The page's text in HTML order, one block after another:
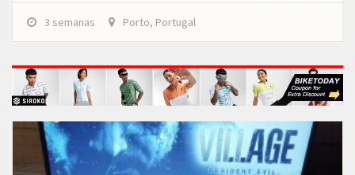
3 semanas Porto, Portugal